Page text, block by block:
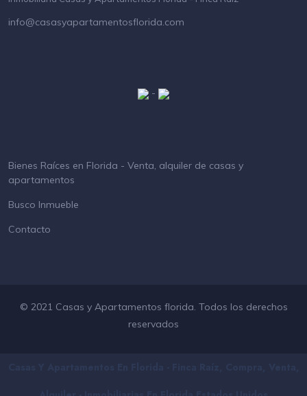
info@casasyapartamentosflorida.com
-
Bienes Raíces en Florida - Venta, alquiler de casas y
apartamentos
Busco Inmueble
Contacto
© 2021 Casas y Apartamentos florida. Todos los derechos
reservados